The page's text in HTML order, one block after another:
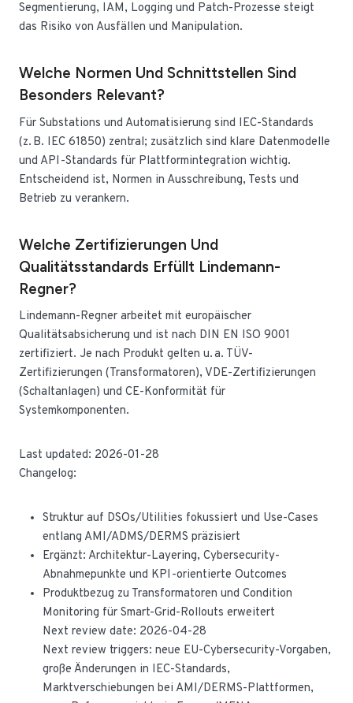
Segmentierung, IAM, Logging und Patch-Prozesse steigt
das Risiko von Ausfällen und Manipulation.
Welche Normen Und Schnittstellen Sind
Besonders Relevant?
Für Substations und Automatisierung sind IEC-Standards
(z. B. IEC 61850) zentral; zusätzlich sind klare Datenmodelle
und API-Standards für Plattformintegration wichtig.
Entscheidend ist, Normen in Ausschreibung, Tests und
Betrieb zu verankern.
Welche Zertifizierungen Und
Qualitätsstandards Erfüllt Lindemann-
Regner?
Lindemann-Regner arbeitet mit europäischer
Qualitätsabsicherung und ist nach DIN EN ISO 9001
zertifiziert. Je nach Produkt gelten u. a. TÜV-
Zertifizierungen (Transformatoren), VDE-Zertifizierungen
(Schaltanlagen) und CE-Konformität für
Systemkomponenten.
Last updated: 2026-01-28
Changelog:
Struktur auf DSOs/Utilities fokussiert und Use-Cases
entlang AMI/ADMS/DERMS präzisiert
Ergänzt: Architektur-Layering, Cybersecurity-
Abnahmepunkte und KPI-orientierte Outcomes
Produktbezug zu Transformatoren und Condition
Monitoring für Smart-Grid-Rollouts erweitert
Next review date: 2026-04-28
Next review triggers: neue EU-Cybersecurity-Vorgaben,
große Änderungen in IEC-Standards,
Marktverschiebungen bei AMI/DERMS-Plattformen,